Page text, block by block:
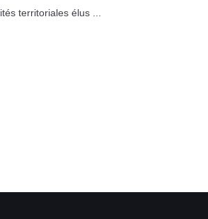
territoriales élus ...